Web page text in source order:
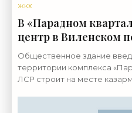
ЖКХ
В «Парадном
центр в Виленском
новости
Общественное здание
территории комплекса
ЛСР строит на месте